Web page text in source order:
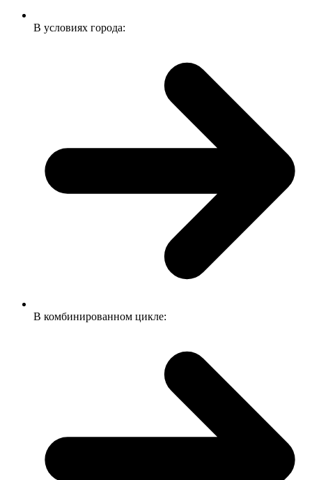
В условиях города:
В комбинированном цикле: